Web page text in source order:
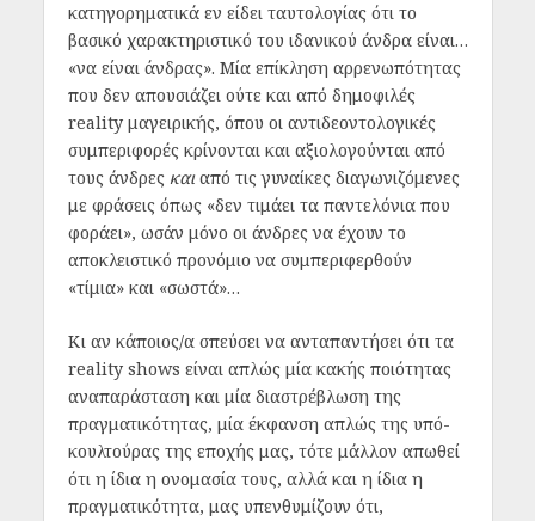
κατηγορηματικά εν είδει ταυτολογίας ότι το
βασικό χαρακτηριστικό του ιδανικού άνδρα είναι…
«να είναι άνδρας». Μία επίκληση αρρενωπότητας
που δεν απουσιάζει ούτε και από δημοφιλές
reality μαγειρικής, όπου οι αντιδεοντολογικές
συμπεριφορές κρίνονται και αξιολογούνται από
τους άνδρες καιαπό τις γυναίκες διαγωνιζόμενες
με φράσεις όπως «δεν τιμάει τα παντελόνια που
φοράει», ωσάν μόνο οι άνδρες να έχουν το
αποκλειστικό προνόμιο να συμπεριφερθούν
«τίμια» και «σωστά»…
Κι αν κάποιος/α σπεύσει να ανταπαντήσει ότι τα
reality shows είναι απλώς μία κακής ποιότητας
αναπαράσταση και μία διαστρέβλωση της
πραγματικότητας, μία έκφανση απλώς της υπό-
κουλτούρας της εποχής μας, τότε μάλλον απωθεί
ότι η ίδια η ονομασία τους, αλλά και η ίδια η
πραγματικότητα, μας υπενθυμίζουν ότι,